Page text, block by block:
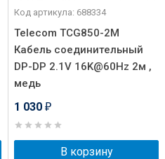
Код артикула: 688334
Telecom TCG850-2M
Кабель соединительный
DP-DP 2.1V 16K@60Hz 2м ,
медь
1 030 ₽
В корзину